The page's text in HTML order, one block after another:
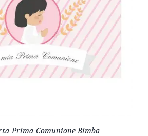
Prima Comunione Bimba